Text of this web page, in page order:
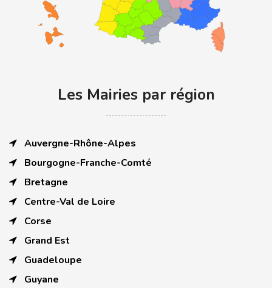
Les Mairies par région
Auvergne-Rhône-Alpes
Bourgogne-Franche-Comté
Bretagne
Centre-Val de Loire
Corse
Grand Est
Guadeloupe
Guyane